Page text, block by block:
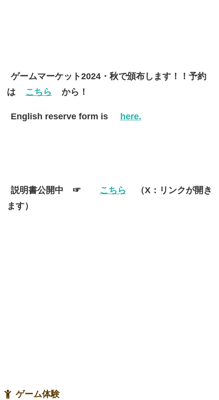
ゲームマーケット2024・秋で頒布します！！予約
は
こちら から！
English reserve form is here.
説明書公開中 ☞ こちら
（X：リンクが開き
ます）
ゲーム体験